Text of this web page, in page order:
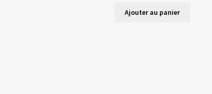
Ajouter au panier